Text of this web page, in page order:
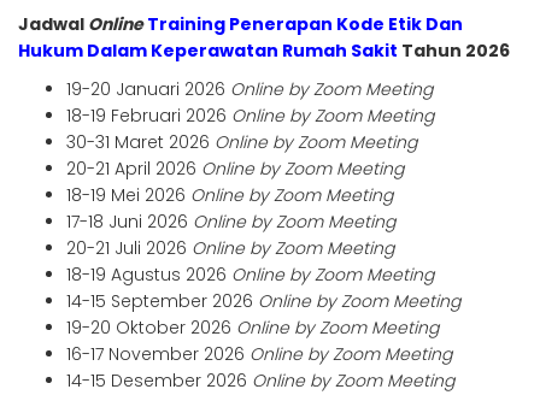
Jadwal Online Training Penerapan Kode Etik Dan
Hukum Dalam Keperawatan Rumah Sakit Tahun 2026
19-20 Januari 2026 Online by Zoom Meeting
18-19 Februari 2026 Online by Zoom Meeting
30-31 Maret 2026 Online by Zoom Meeting
20-21 April 2026 Online by Zoom Meeting
18-19 Mei 2026 Online by Zoom Meeting
17-18 Juni 2026 Online by Zoom Meeting
20-21 Juli 2026 Online by Zoom Meeting
18-19 Agustus 2026 Online by Zoom Meeting
14-15 September 2026 Online by Zoom Meeting
19-20 Oktober 2026 Online by Zoom Meeting
16-17 November 2026 Online by Zoom Meeting
14-15 Desember 2026 Online by Zoom Meeting